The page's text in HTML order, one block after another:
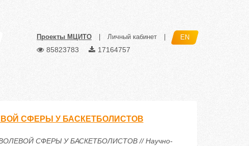
Проекты МЦИТО Личный кабинет EN
85823783 17164757
СФЕРЫ У БАСКЕТБОЛИСТОВ
СФЕРЫ У БАСКЕТБОЛИСТОВ // Научно-